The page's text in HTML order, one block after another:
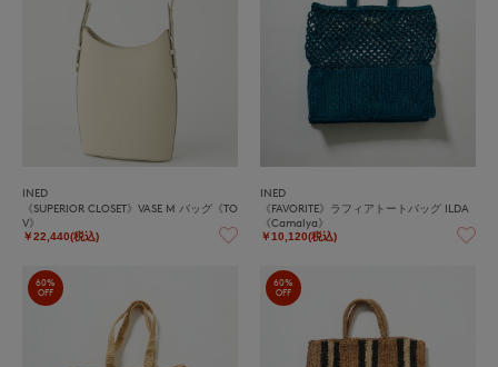
INED
《SUPERIOR CLOSET》VASE M バッグ《TO
V》
￥22,440(税込)
INED
《FAVORITE》ラフィアトートバッグ ILDA
《Camalya》
￥10,120(税込)
60%
OFF
60%
OFF